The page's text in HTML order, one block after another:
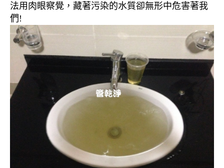
法用肉眼察覺，藏著污染的水質卻無形中危害著我
們!